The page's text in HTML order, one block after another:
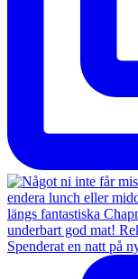
Spenderat en natt på